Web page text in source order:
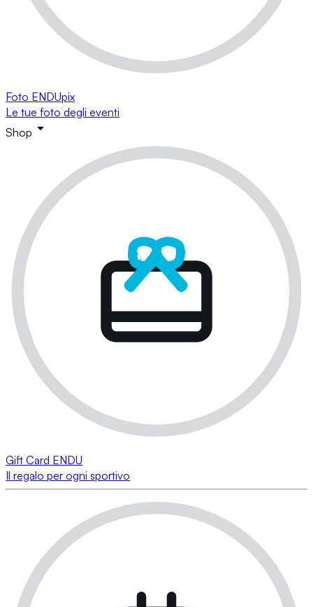
Foto ENDUpix
Le tue foto degli eventi
Shop
Gift Card ENDU
Il regalo per ogni sportivo